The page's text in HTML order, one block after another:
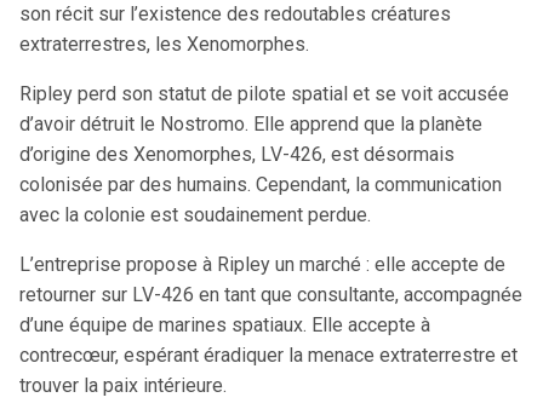
son récit sur l’existence des redoutables créatures
extraterrestres, les Xenomorphes.
Ripley perd son statut de pilote spatial et se voit accusée
d’avoir détruit le Nostromo. Elle apprend que la planète
d’origine des Xenomorphes, LV-426, est désormais
colonisée par des humains. Cependant, la communication
avec la colonie est soudainement perdue.
L’entreprise propose à Ripley un marché : elle accepte de
retourner sur LV-426 en tant que consultante, accompagnée
d’une équipe de marines spatiaux. Elle accepte à
contrecœur, espérant éradiquer la menace extraterrestre et
trouver la paix intérieure.